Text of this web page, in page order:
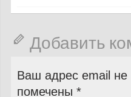
Добавить
Ваш адрес email не
помечены *